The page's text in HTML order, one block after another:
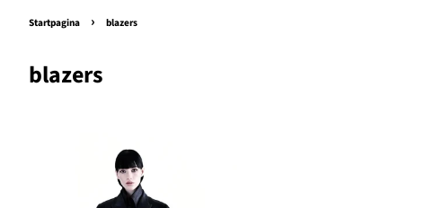
Startpagina › blazers
blazers